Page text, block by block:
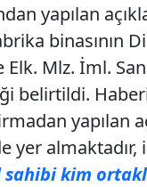
yapılan
binasının
Mlz. İml.
belirtildi.
yapılan
yer almaktadır,
kim